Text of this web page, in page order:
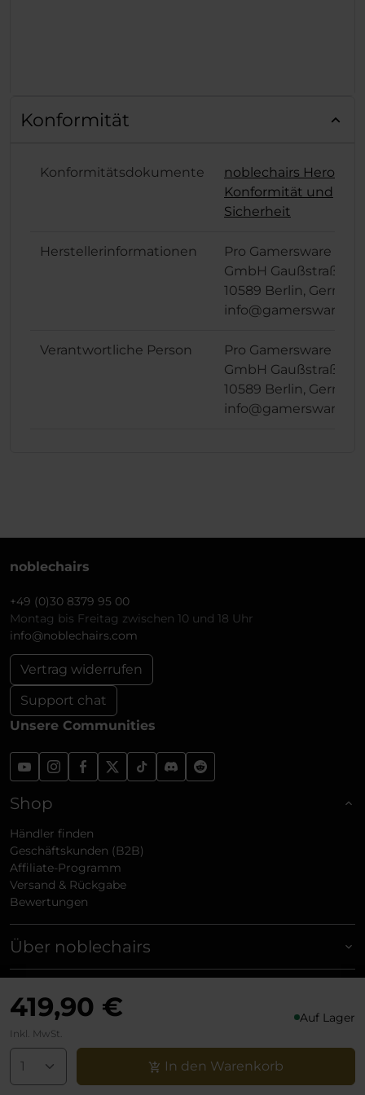
419,90 € Auf Lager
Inkl. MwSt.
In den Warenkorb
Konformität
Konformitätsdokumente
noblechairs Hero
Konformität und
Sicherheit
Herstellerinformationen
Pro Gamersware
GmbH Gaußstraße 1,
10589 Berlin,
Verantwortliche Person
Pro Gamersware
GmbH Gaußstraße 1,
10589 Berlin,
noblechairs
+49 (0)30 8379 95 00
Montag bis Freitag zwischen 10 und 18 Uhr
info@noblechairs.com
Vertrag widerrufen
Support chat
Unsere Communities
Shop
Händler finden
Geschäftskunden (B2B)
Affiliate-Programm
Versand & Rückgabe
Bewertungen
Über noblechairs
Rechtliches
Zahlungsmethoden